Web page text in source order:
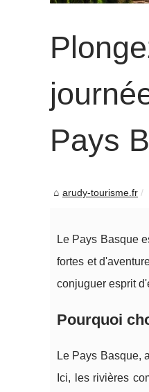
Pays
arudy-tourisme.fr
Le Pays Basque
fortes et
conjuguer esprit
Pourquoi
Le Pays Basque,
Ici, les rivières